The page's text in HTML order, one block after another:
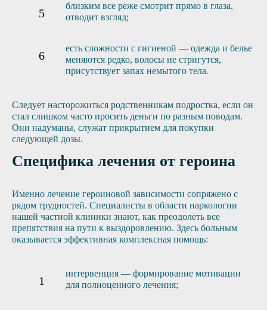
близким все реже смотрит прямо в глаза,
отводит взгляд;
есть сложности с гигиеной — одежда и белье
меняются редко, волосы не стригутся,
присутствует запах немытого тела.
Следует насторожиться родственникам подростка, если он
стал слишком часто просить деньги по разным поводам.
Они надуманы, служат прикрытием для покупки
следующей дозы.
Специфика лечения от героина
Именно лечение героиновой зависимости сопряжено с
рядом трудностей. Специалисты в области наркологии
нашей частной клиники знают, как преодолеть все
препятствия на пути к выздоровлению. Здесь больным
оказывается эффективная комплексная помощь:
интервенция — формирование мотивации
для полноценного лечения;